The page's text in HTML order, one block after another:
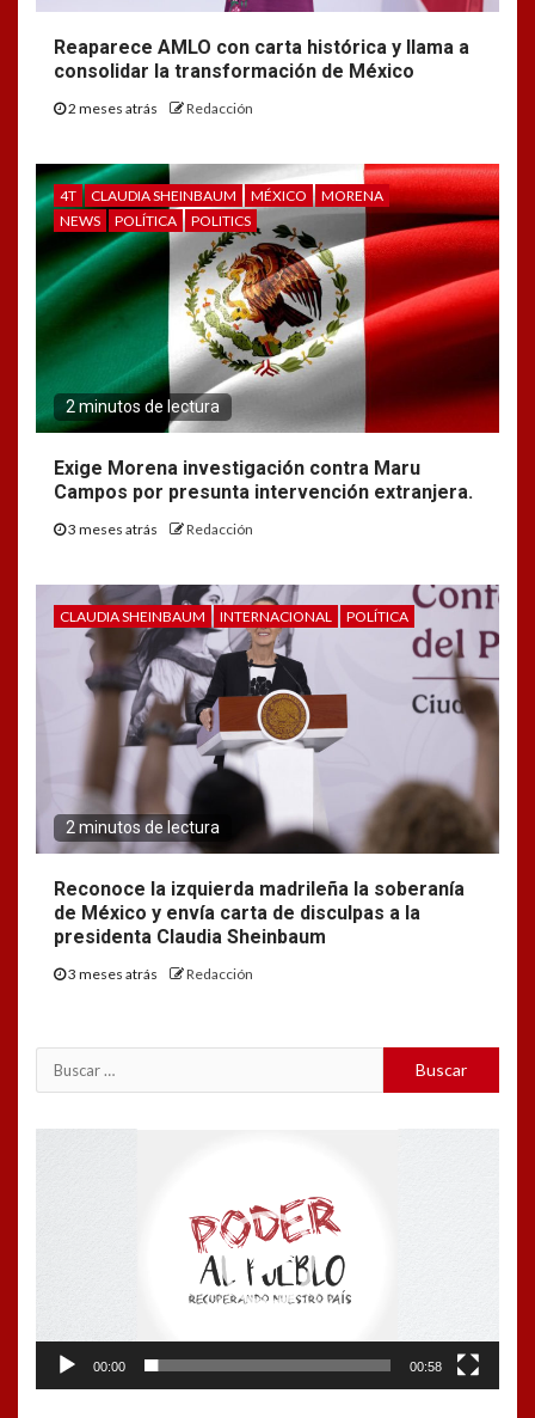
Reaparece AMLO con carta histórica y llama a
consolidar la transformación de México
2 meses atrás Redacción
4T CLAUDIA SHEINBAUM MÉXICO
MORENA
NEWS
POLÍTICA POLITICS
2 minutos de lectura
Exige Morena investigación contra Maru
Campos por presunta intervención extranjera.
3 meses atrás Redacción
CLAUDIA SHEINBAUM INTERNACIONAL POLÍTICA
2 minutos de lectura
Reconoce la izquierda madrileña la soberanía
de México y envía carta de disculpas a la
presidenta Claudia Sheinbaum
3 meses atrás Redacción
Buscar:
00:00 00:58